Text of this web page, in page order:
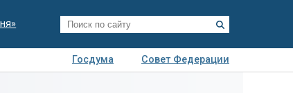
Госдума
Совет Федерации